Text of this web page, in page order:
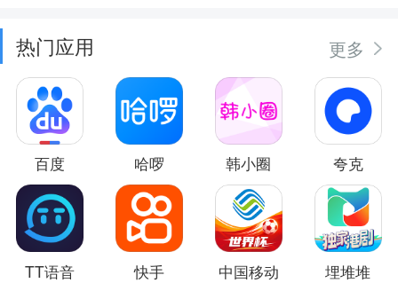
热门应用 更多
百度 哈啰 韩小圈 夸克
TT语音 快手 中国移动 埋堆堆